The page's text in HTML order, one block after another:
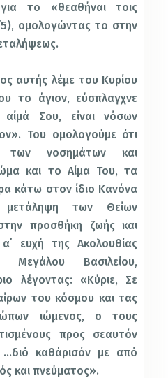
το «θεαθήναι τοις
ομολογώντας το στην
αυτής λέμε του Κυρίου
το άγιον, εύσπλαγχνε
αίμά Σου, είναι νόσων
Του ομολογούμε ότι
των νοσημάτων και
και το Αίμα Του, τα
κάτω στον ίδιο Κανόνα
των Θείων
προσθήκη ζωής και
ευχή της Ακολουθίας
Βασιλείου,
λέγοντας: «Κύριε, Σε
του κόσμου και τας
ιώμενος, ο τους
προς σεαυτόν
καθάρισόν με από
και πνεύματος».